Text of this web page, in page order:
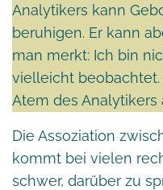
Analytikers kann
beruhigen. Er kann
man merkt: Ich bin
vielleicht
Atem des Analytikers
Die Assoziation
kommt bei vielen
schwer, darüber zu